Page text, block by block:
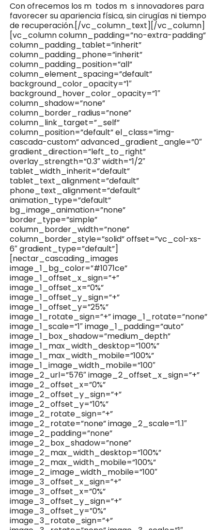
Con ofrecemos los m todos m s innovadores para
favorecer su apariencia física, sin cirugías ni tiempo
de recuperación.[/vc_column_text][/vc_column]
[vc_column column_padding=”no-extra-padding”
column_padding_tablet=”inherit”
column_padding_phone=”inherit”
column_padding_position=”all”
column_element_spacing=”default”
background_color_opacity=”1″
background_hover_color_opacity=”1″
column_shadow=”none”
column_border_radius=”none”
column_link_target=”_self”
column_position=”default” el_class=”img-
cascada-custom” advanced_gradient_angle=”0″
gradient_direction=”left_to_right”
overlay_strength=”0.3″ width=”1/2″
tablet_width_inherit=”default”
tablet_text_alignment=”default”
phone_text_alignment=”default”
animation_type=”default”
bg_image_animation=”none”
border_type=”simple”
column_border_width=”none”
column_border_style=”solid” offset=”vc_col-xs-
6″ gradient_type=”default”]
[nectar_cascading_images
image_1_bg_color=”#1071ce”
image_1_offset_x_sign=”+”
image_1_offset_x=”0%”
image_1_offset_y_sign=”+”
image_1_offset_y=”25%”
image_1_rotate_sign=”+” image_1_rotate=”none”
image_1_scale=”1″ image_1_padding=”auto”
image_1_box_shadow=”medium_depth”
image_1_max_width_desktop=”100%”
image_1_max_width_mobile=”100%”
image_1_image_width_mobile=”100″
image_2_url=”576″ image_2_offset_x_sign=”+”
image_2_offset_x=”0%”
image_2_offset_y_sign=”+”
image_2_offset_y=”10%”
image_2_rotate_sign=”+”
image_2_rotate=”none” image_2_scale=”1.1″
image_2_padding=”none”
image_2_box_shadow=”none”
image_2_max_width_desktop=”100%”
image_2_max_width_mobile=”100%”
image_2_image_width_mobile=”100″
image_3_offset_x_sign=”+”
image_3_offset_x=”0%”
image_3_offset_y_sign=”+”
image_3_offset_y=”0%”
image_3_rotate_sign=”+”